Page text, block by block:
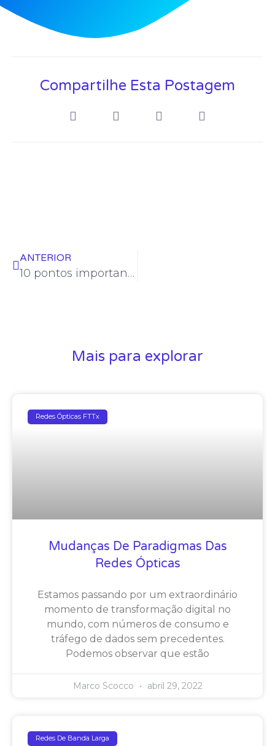
Compartilhe Esta Postagem
ANTERIOR
10 pontos importantes das Caixas de Terminação Óptica
Mais para explorar
Redes Ópticas FTTx
Mudanças De Paradigmas Das
Redes Ópticas
Estamos passando por um extraordinário
momento de transformação digital no
mundo, com números de consumo e
tráfego de dados sem precedentes.
Podemos observar que estão
Marco Scocco abril 29, 2022
Redes De Banda Larga